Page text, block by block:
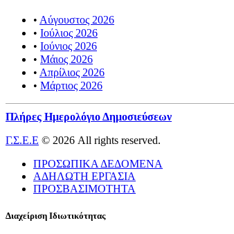
• Αύγουστος 2026
• Ιούλιος 2026
• Ιούνιος 2026
• Μάιος 2026
• Απρίλιος 2026
• Μάρτιος 2026
Πλήρες Ημερολόγιο Δημοσιεύσεων
Γ.Σ.Ε.Ε © 2026 All rights reserved.
ΠΡΟΣΩΠΙΚΑ ΔΕΔΟΜΕΝΑ
ΑΔΗΛΩΤΗ ΕΡΓΑΣΙΑ
ΠΡΟΣΒΑΣΙΜΟΤΗΤΑ
Διαχείριση Ιδιωτικότητας